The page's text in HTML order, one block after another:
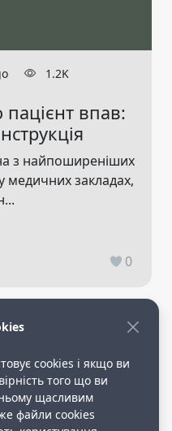
1.2K
впав:
з найпоширеніших
медичних закладах,
0
terms of service
в німеччині.
cookies і якщо ви
того що ви
щасливим
файли cookies